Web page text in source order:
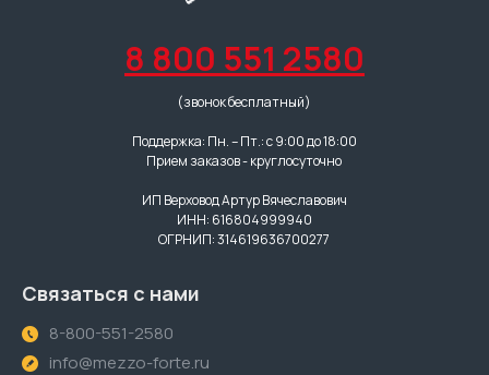
8 800 551 2580
(звонок бесплатный)
Поддержка: Пн. – Пт.: с 9:00 до 18:00
Прием заказов - круглосуточно
ИП Верховод Артур Вячеславович
ИНН: 616804999940
ОГРНИП: 314619636700277
Связаться с нами
8-800-551-2580
info@mezzo-forte.ru